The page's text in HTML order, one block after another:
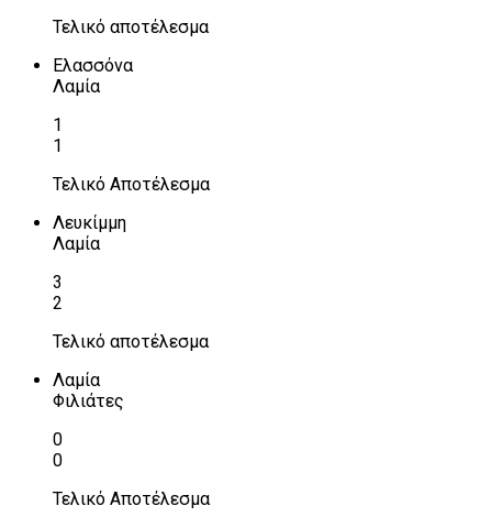
Τελικό αποτέλεσμα
Ελασσόνα
Λαμία
1
1
Τελικό Αποτέλεσμα
Λευκίμμη
Λαμία
3
2
Τελικό αποτέλεσμα
Λαμία
Φιλιάτες
0
0
Τελικό Αποτέλεσμα